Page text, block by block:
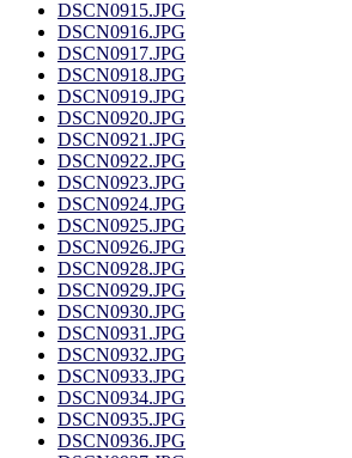
DSCN0915.JPG
DSCN0916.JPG
DSCN0917.JPG
DSCN0918.JPG
DSCN0919.JPG
DSCN0920.JPG
DSCN0921.JPG
DSCN0922.JPG
DSCN0923.JPG
DSCN0924.JPG
DSCN0925.JPG
DSCN0926.JPG
DSCN0928.JPG
DSCN0929.JPG
DSCN0930.JPG
DSCN0931.JPG
DSCN0932.JPG
DSCN0933.JPG
DSCN0934.JPG
DSCN0935.JPG
DSCN0936.JPG